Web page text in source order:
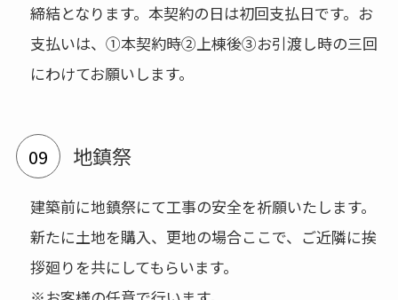
締結となります。本契約の日は初回支払日です。お
支払いは、①本契約時②上棟後③お引渡し時の三回
にわけてお願いします。
地鎮祭
建築前に地鎮祭にて工事の安全を祈願いたします。
新たに土地を購入、更地の場合ここで、ご近隣に挨
拶廻りを共にしてもらいます。